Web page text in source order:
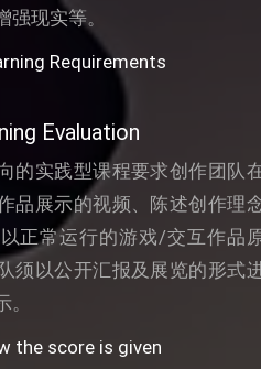
现实等。
Requirements
Evaluation
的实践型课程要求创作团队
品展示的视频、陈述创作理
正常运行的游戏/交互作品
须以公开汇报及展览的形式
the score is given